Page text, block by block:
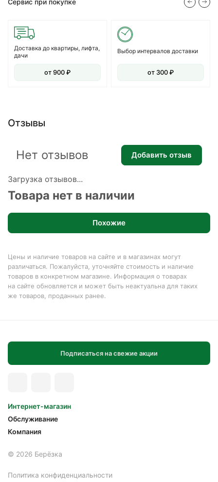
Доставка до квартиры, лифта,
дачи
от 900 ₽
Выбор интервалов доставки
от 300 ₽
Отзывы
Загрузка отзывов...
Нет отзывов Добавить отзыв
Товара нет в наличии
Похожие
Цены и наличие товаров на сайте и в магазинах могут
различаться. Пожалуйста, уточняйте стоимость и наличие
товаров в конкретном магазине. Информация о товарах
на сайте обновляется и может быть неактуальна для таких
же товаров, проданных ранее.
Подписаться на свежие акции
Интернет-магазин
Обслуживание
Компания
© 2026 Берёзка
Политика конфиденциальности